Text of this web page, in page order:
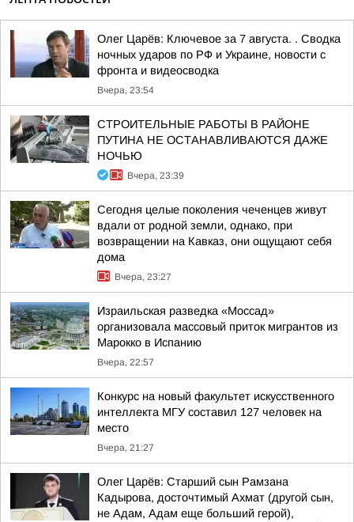
Олег Царёв: Ключевое за 7 августа. . Сводка
ночных ударов по РФ и Украине, новости с
фронта и видеосводка
Вчера, 23:54
СТРОИТЕЛЬНЫЕ РАБОТЫ В РАЙОНЕ
ПУТИНА НЕ ОСТАНАВЛИВАЮТСЯ ДАЖЕ
НОЧЬЮ
Вчера, 23:39
Сегодня целые поколения чеченцев живут
вдали от родной земли, однако, при
возвращении на Кавказ, они ощущают себя
дома
Вчера, 23:27
Израильская разведка «Моссад»
организовала массовый приток мигрантов из
Марокко в Испанию
Вчера, 22:57
Конкурс на новый факультет искусственного
интеллекта МГУ составил 127 человек на
место
Вчера, 21:27
Олег Царёв: Старший сын Рамзана
Кадырова, досточтимый Ахмат (другой сын,
не Адам, Адам еще больший герой),